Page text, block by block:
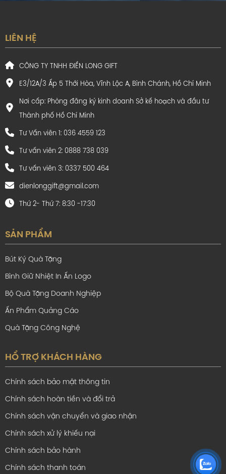
LIÊN HỆ
CÔNG TY TNHH ĐIỀN LONG GIFT
E3/12A/3 Ấp 5 Thới Hòa, Vĩnh Lộc A, Bình Chánh, Hồ Chí Minh
Nơi cấp: Phòng đăng ký kinh doanh Sở kế hoạch và đầu tư
Thành phố Hồ Chí Minh
Tư Vấn viên 1: 036 4559 123
Tư vấn viên 2: 0888 738 039
Tư vấn viên 3: 0337 500 464
dienlonggift@gmail.com
Thứ 2- Thứ 7: 8:30 -17:30
SẢN PHẨM
Bút Ký Quà Tặng
Bình Giữ Nhiệt In Ấn Logo
Bộ Quà Tặng Doanh Nghiệp
Ấn Phẩm Quảng Cáo
Quà Tặng Công Nghệ
HỔ TRỢ KHÁCH HÀNG
Chính sách bảo mật thông tin
Chính sách hoàn tiền và đổi trả
Chính sách vận chuyển và giao nhận
Chính sách xử lý khiếu nại
Chính sách bảo hành
Chính sách thanh toán